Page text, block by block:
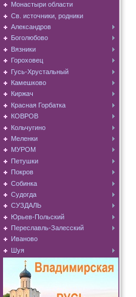
Монастыри области
Св. источники, родники
Александров
Боголюбово
Вязники
Гороховец
Гусь-Хрустальный
Камешково
Киржач
Красная Горбатка
КОВРОВ
Кольчугино
Меленки
МУРОМ
Петушки
Покров
Собинка
Судогда
СУЗДАЛЬ
Юрьев-Польский
Переславль-Залесский
Иваново
Шуя